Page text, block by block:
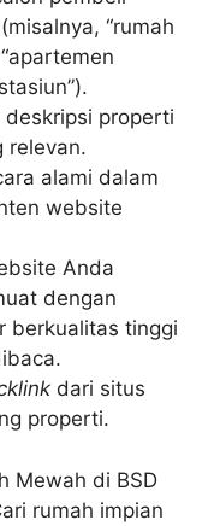
“rumah
deskripsi properti
relevan.
alami dalam
website
Anda
dengan
berkualitas tinggi
dari situs
properti.
Mewah di BSD
rumah impian